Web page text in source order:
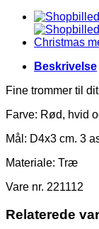
Beskrivelse
Fine trommer til
Farve: Rød, hvid
Mål: D4x3 cm. 3
Materiale: Træ
Vare nr. 221112
Relaterede